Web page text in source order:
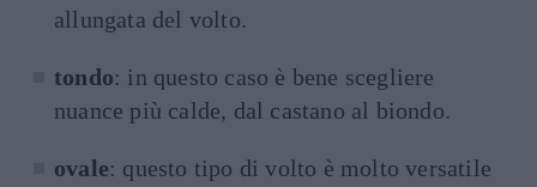
allungata del volto.
tondo: in questo caso è bene scegliere
nuance più calde, dal castano al biondo.
ovale: questo tipo di volto è molto versatile